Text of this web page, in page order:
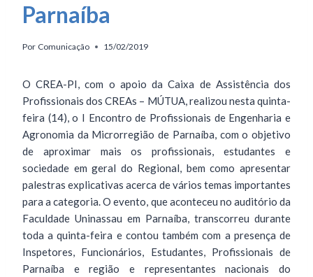
Parnaíba
Por Comunicação 15/02/2019
O CREA-PI, com o apoio da Caixa de Assistência dos
Profissionais dos CREAs – MÚTUA, realizou nesta quinta-
feira (14), o I Encontro de Profissionais de Engenharia e
Agronomia da Microrregião de Parnaíba, com o objetivo
de aproximar mais os profissionais, estudantes e
sociedade em geral do Regional, bem como apresentar
palestras explicativas acerca de vários temas importantes
para a categoria. O evento, que aconteceu no auditório da
Faculdade Uninassau em Parnaíba, transcorreu durante
toda a quinta-feira e contou também com a presença de
Inspetores, Funcionários, Estudantes, Profissionais de
Parnaíba e região e representantes nacionais do